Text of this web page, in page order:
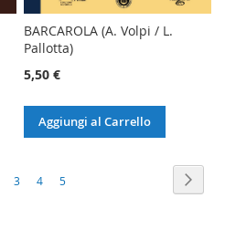
BARCAROLA (A. Volpi / L.
Pallotta)
5,50 €
Aggiungi al Carrello
Pagina
Pagina
3 Pagina
4 Pagina
5